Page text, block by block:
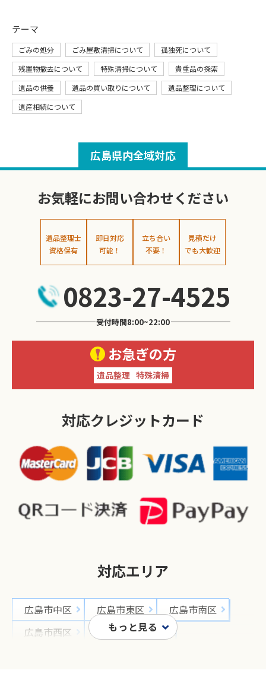
テーマ
ごみの処分 ごみ屋敷清掃について
孤独死について
残置物撤去について
特殊清掃について
貴重品の探索
遺品の供養
遺品の買い取りについて
遺品整理について
遺産相続について
広島県内全域対応
お気軽にお問い合わせください
遺品整理士
資格保有
即日対応
可能！
立ち合い
不要！
見積だけ
でも大歓迎
0823-27-4525
受付時間8:00~22:00
お急ぎの方
遺品整理 特殊清掃
対応クレジットカード
対応エリア
広島市中区 広島市東区
広島市南区
広島市西区
広島市安佐南区